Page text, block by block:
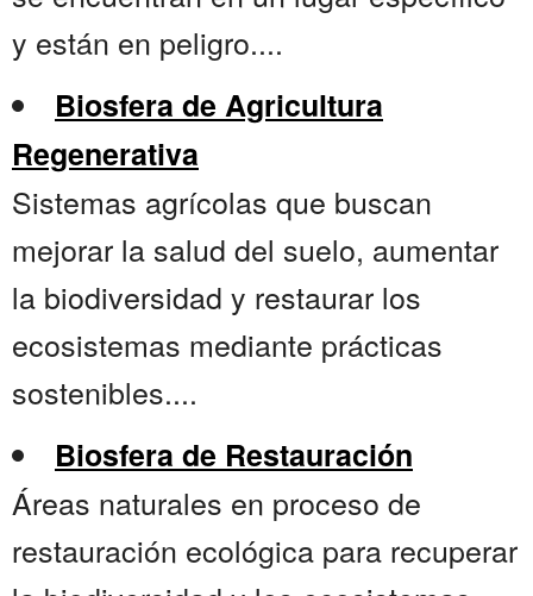
y están en peligro....
Biosfera de Agricultura
Regenerativa
Sistemas agrícolas que buscan
mejorar la salud del suelo, aumentar
la biodiversidad y restaurar los
ecosistemas mediante prácticas
sostenibles....
Biosfera de Restauración
Áreas naturales en proceso de
restauración ecológica para recuperar